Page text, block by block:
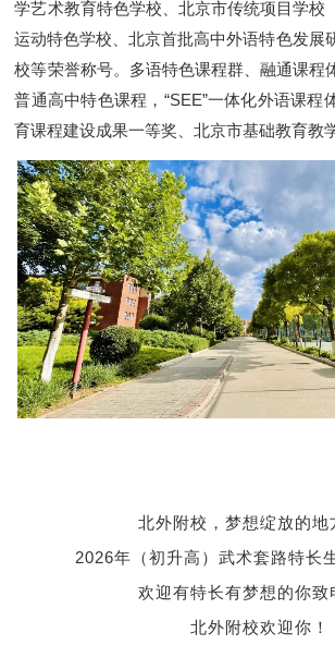
学艺术教育特色学校、北京市传统项目学校
运动特色学校、北京首批高中外语特色发展
校等荣誉称号。多语特色课程群、融通课程
普通高中特色课程，“SEE”一体化外语课程
育课程建设成果一等奖、北京市基础教育教
北外附校，梦想绽放的
2026年（初升高）武术套路特长
欢迎有特长有梦想的你致
北外附校欢迎你！